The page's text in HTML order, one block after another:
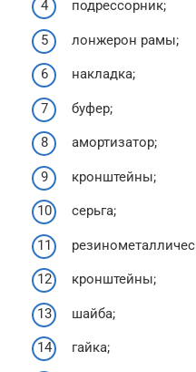
подрессорник;
лонжерон рамы;
накладка;
буфер;
амортизатор;
кронштейны;
серьга;
кронштейны;
шайба;
гайка;